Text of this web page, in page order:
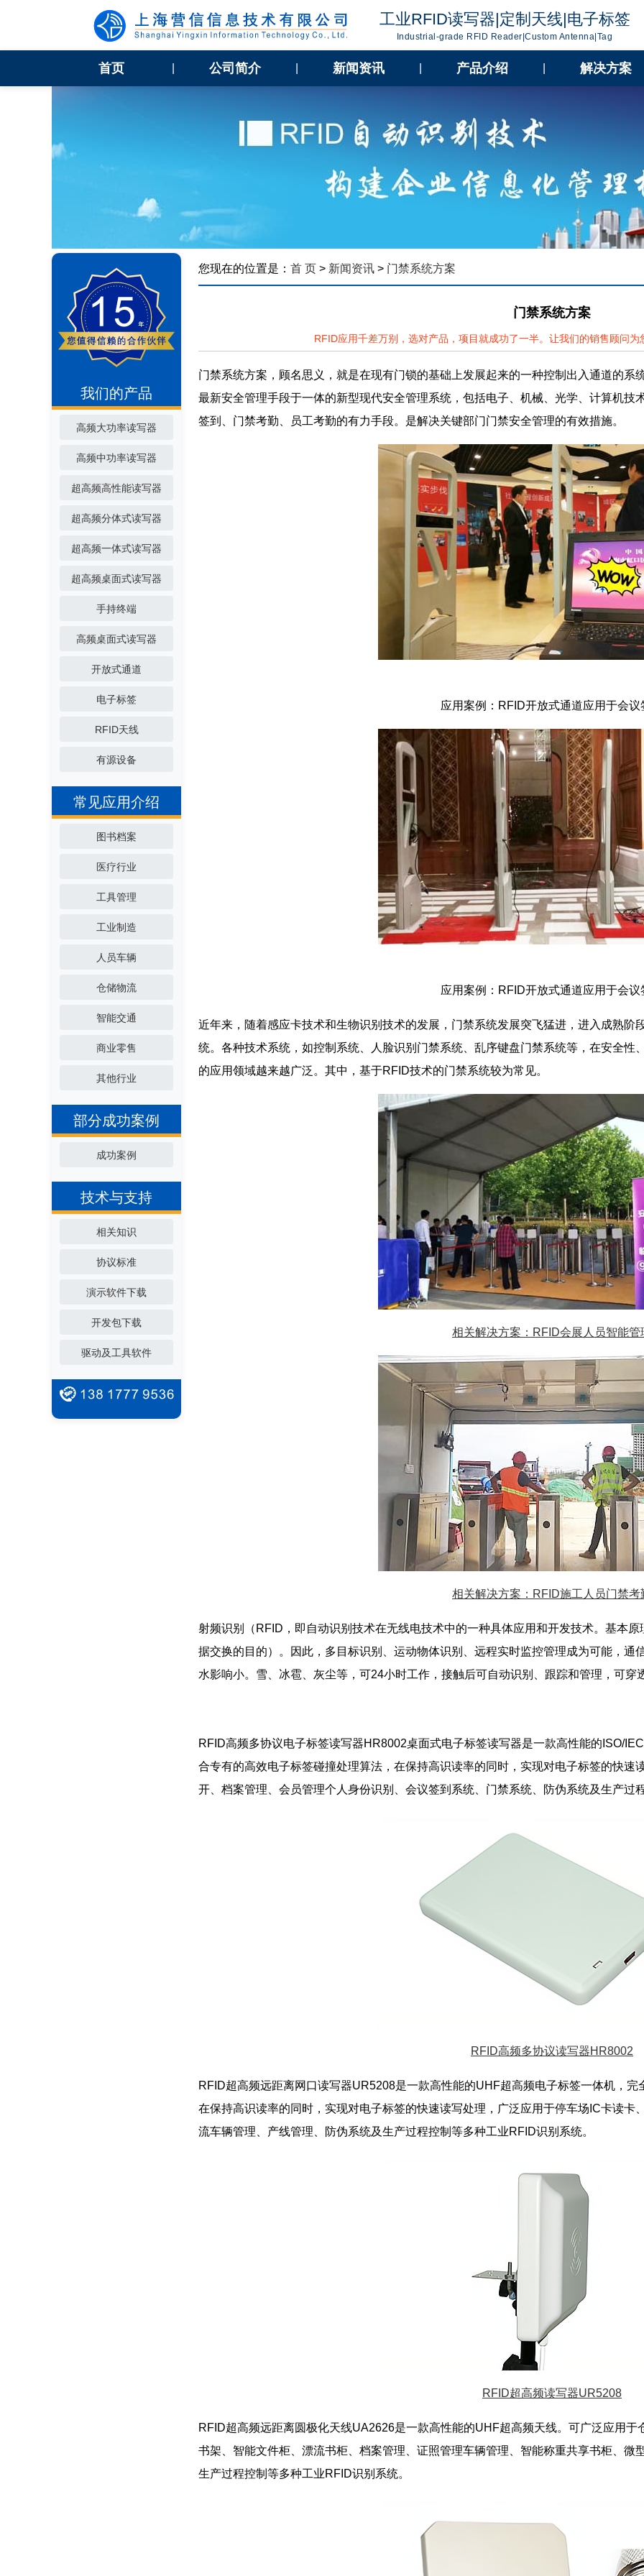
工业RFID读写器|定制天线|电子标签
Industrial-grade RFID Reader|Custom Antenna|Tag
首页 公司简介 新闻资讯 产品介绍 解决方案
我们的产品
高频大功率读写器
高频中功率读写器
超高频高性能读写器
超高频分体式读写器
超高频一体式读写器
超高频桌面式读写器
手持终端
高频桌面式读写器
开放式通道
电子标签
RFID天线
有源设备
常见应用介绍
图书档案
医疗行业
工具管理
工业制造
人员车辆
仓储物流
智能交通
商业零售
其他行业
部分成功案例
成功案例
技术与支持
相关知识
协议标准
演示软件下载
开发包下载
驱动及工具软件
您现在的位置是： 首 页 > 新闻资讯 > 门禁系统方案
门禁系统方案
RFID应用千差万别，选对产品，项目就成功了一半。让我们的销售顾问
门禁系统方案，顾名思义，就是在现有门锁的基础上发展起来的一种控制出入通道的系
最新安全管理手段于一体的新型现代安全管理系统，包括电子、机械、光学、计算机技
签到、门禁考勤、员工考勤的有力手段。是解决关键部门门禁安全管理的有效措施。
应用案例：RFID开放式通道应用于会议
应用案例：RFID开放式通道应用于会议
近年来，随着感应卡技术和生物识别技术的发展，门禁系统发展突飞猛进，进入成熟阶
统。各种技术系统，如控制系统、人脸识别门禁系统、乱序键盘门禁系统等，在安全性
的应用领域越来越广泛。其中，基于RFID技术的门禁系统较为常见。
相关解决方案：RFID会展人员智能管
相关解决方案：RFID施工人员门禁考
射频识别（RFID，即自动识别技术在无线电技术中的一种具体应用和开发技术。基本
据交换的目的）。因此，多目标识别、运动物体识别、远程实时监控管理成为可能，通
水影响小。雪、冰雹、灰尘等，可24小时工作，接触后可自动识别、跟踪和管理，可穿
RFID高频多协议电子标签读写器HR8002桌面式电子标签读写器是一款高性能的ISO/
合专有的高效电子标签碰撞处理算法，在保持高识读率的同时，实现对电子标签的快速
开、档案管理、会员管理个人身份识别、会议签到系统、门禁系统、防伪系统及生产过
RFID高频多协议读写器HR8002
RFID超高频远距离网口读写器UR5208是一款高性能的UHF超高频电子标签一体机，
在保持高识读率的同时，实现对电子标签的快速读写处理，广泛应用于停车场IC卡读卡
流车辆管理、产线管理、防伪系统及生产过程控制等多种工业RFID识别系统。
RFID超高频读写器UR5208
RFID超高频远距离圆极化天线UA2626是一款高性能的UHF超高频天线。可广泛应用
书架、智能文件柜、漂流书柜、档案管理、证照管理车辆管理、智能称重共享书柜、微
生产过程控制等多种工业RFID识别系统。